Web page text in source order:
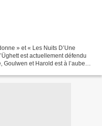
» et « Les Nuits D’Une
est actuellement défendu
Goulwen et Harold est à l’aube